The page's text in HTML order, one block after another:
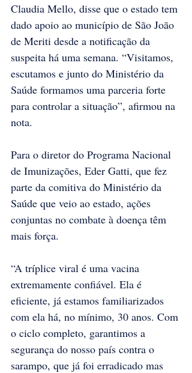
Claudia Mello, disse que o estado tem
dado apoio ao município de São João
de Meriti desde a notificação da
suspeita há uma semana. “Visitamos,
escutamos e junto do Ministério da
Saúde formamos uma parceria forte
para controlar a situação”, afirmou na
nota.
Para o diretor do Programa Nacional
de Imunizações, Eder Gatti, que fez
parte da comitiva do Ministério da
Saúde que veio ao estado, ações
conjuntas no combate à doença têm
mais força.
“A tríplice viral é uma vacina
extremamente confiável. Ela é
eficiente, já estamos familiarizados
com ela há, no mínimo, 30 anos. Com
o ciclo completo, garantimos a
segurança do nosso país contra o
sarampo, que já foi erradicado mas